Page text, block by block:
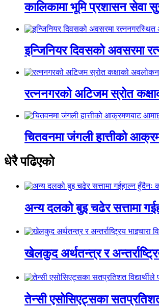
कालिकामा भूमि प्रशासन सेवा
इन्जिनियर दिवसको अवसरमा
रत्ननगरको अटिजम स्रोत
चितवनमा जंगली हात्तीको
धेरै पढिएको
अन्य दलको बुइ चढेर सत्तामा
खेलकुद अर्थतन्त्र र
तेन्सी एसोसिएट्सका सतप्रतिशत